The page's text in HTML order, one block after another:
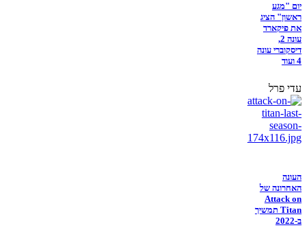
יום "מגע
ראשון" הציג
את פיקארד
עונה 2,
דיסקוברי עונה
4 ועוד
עדי פרל
העונה
האחרונה של
Attack on
Titan תמשיך
ב-2022